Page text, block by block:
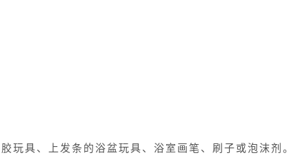
玩具、上发条的浴盆玩具、浴室画笔、刷子或泡沫剂。